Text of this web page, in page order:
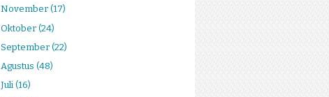
November (17)
Oktober (24)
September (22)
Agustus (48)
Juli (16)